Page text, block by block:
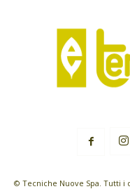
© Tecniche Nuove Spa. Tutti i